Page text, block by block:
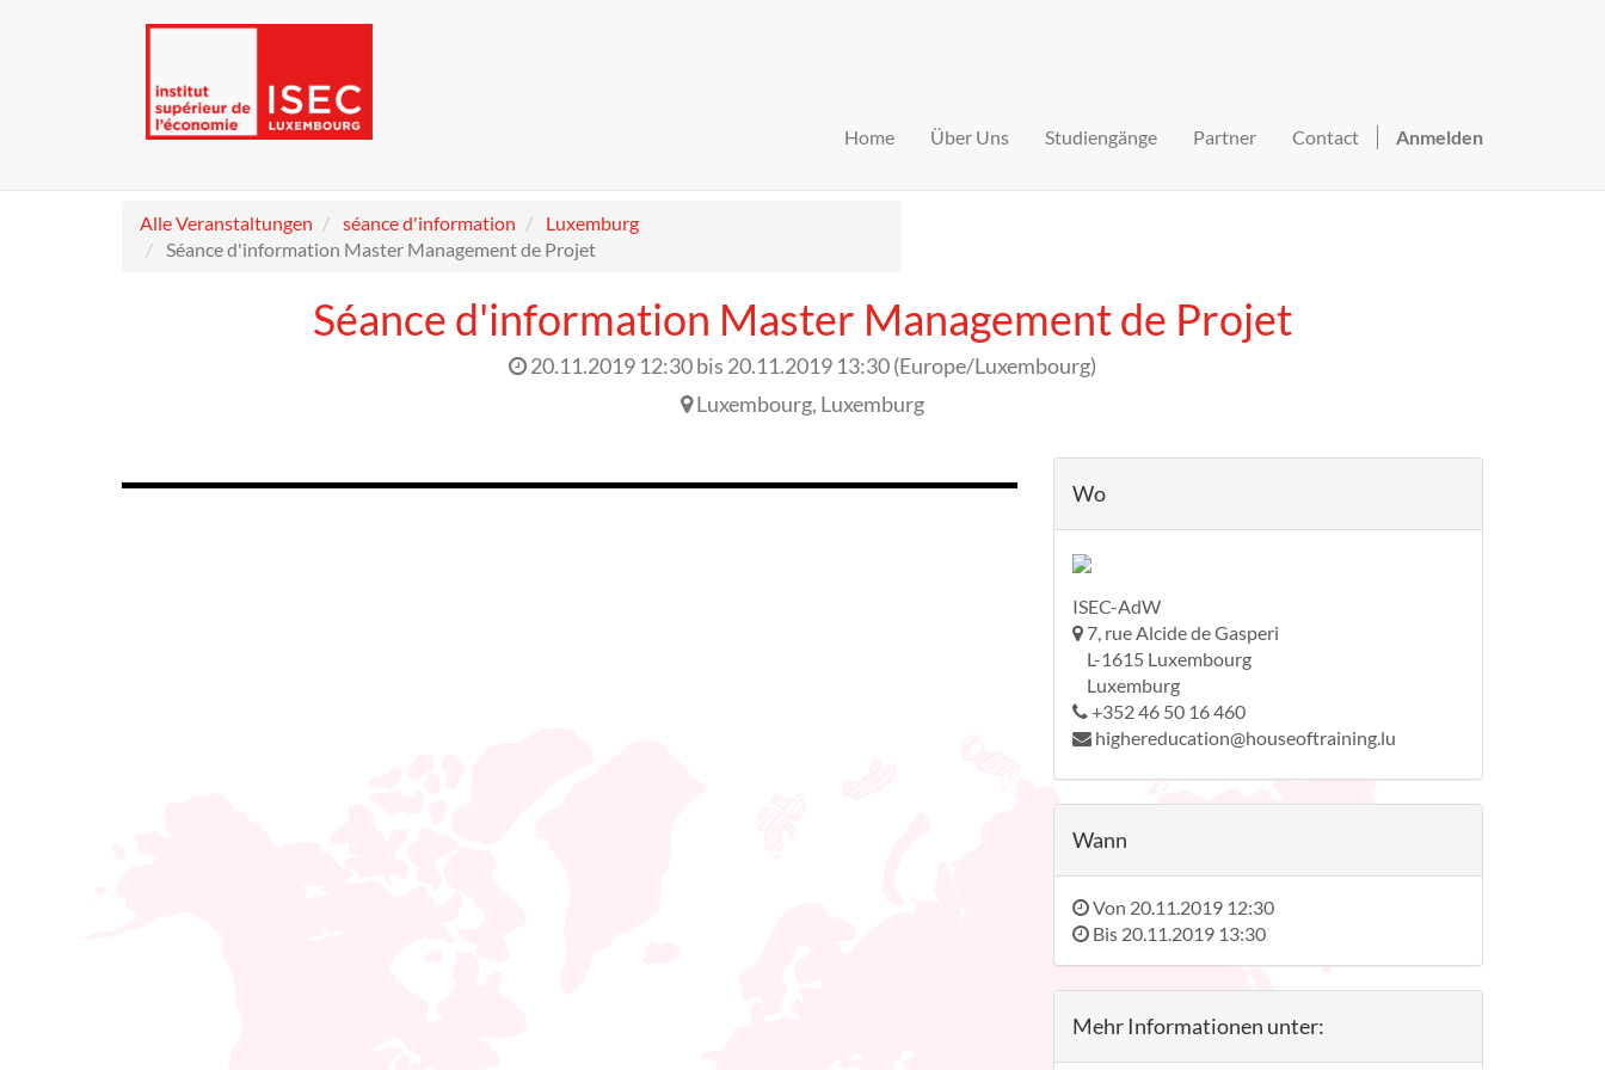
Home Über Uns Studiengänge Partner Contact Anmelden
Alle Veranstaltungen séance d'information
Luxemburg
Séance d'information Master Management de Projet
Séance d'information Master Management de Projet
20.11.2019 12:30bis 20.11.2019 13:30(Europe/Luxembourg)
Luxembourg, Luxemburg
Wo
ISEC-AdW
7, rue Alcide de Gasperi
L-1615 Luxembourg
Luxemburg
+352 46 50 16 460
highereducation@houseoftraining.lu
Wann
Von 20.11.2019 12:30
Bis 20.11.2019 13:30
Mehr Informationen unter: